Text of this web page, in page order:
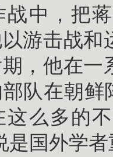
战中，把
游击战和
期，他在
队在朝
这么多的
是国外学